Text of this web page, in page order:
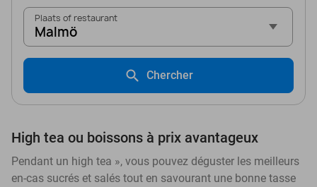
Plaats of restaurant
Malmö
Chercher
High tea ou boissons à prix avantageux
Pendant un high tea », vous pouvez déguster les meilleurs
en-cas sucrés et salés tout en savourant une bonne tasse